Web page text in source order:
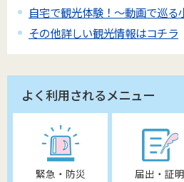
自宅で観光体験！～動画で巡る
その他詳しい観光情報はコチラ
よく利用されるメニュー
緊急・防災 届出・証明